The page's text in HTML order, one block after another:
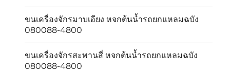
ขนเครื่องจักรมาบเอียง หจกต้นน้ำรถยกแหลมฉบัง
080088-4800
ขนเครื่องจักรสะพานสี่ หจกต้นน้ำรถยกแหลมฉบัง
080088-4800